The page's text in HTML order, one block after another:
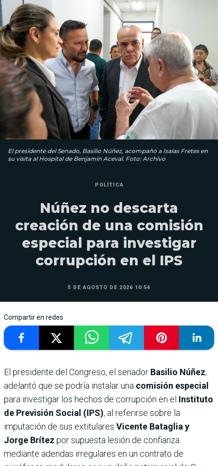
El presidente del Senado, Basilio Núñez, acompañó a Isaías Fretes en
su visita al Hospital de Benjamín Aceval. Foto: Archivo
POLÍTICA
Núñez no descarta
creación de una comisión
especial para investigar
corrupción en el IPS
5 DE AGOSTO DE 2026 10:54
Compartir en redes
El presidente del Congreso, el senador Basilio Núñez,
adelantó que se podría instalar una comisión especial
para investigar los hechos de corrupción en el Instituto
de Previsión Social (IPS), al referirse sobre la
imputación de sus extitulares Vicente Bataglia y
Jorge Brítez por supuesta lesión de confianza
mediante adendas irregulares en un contrato de